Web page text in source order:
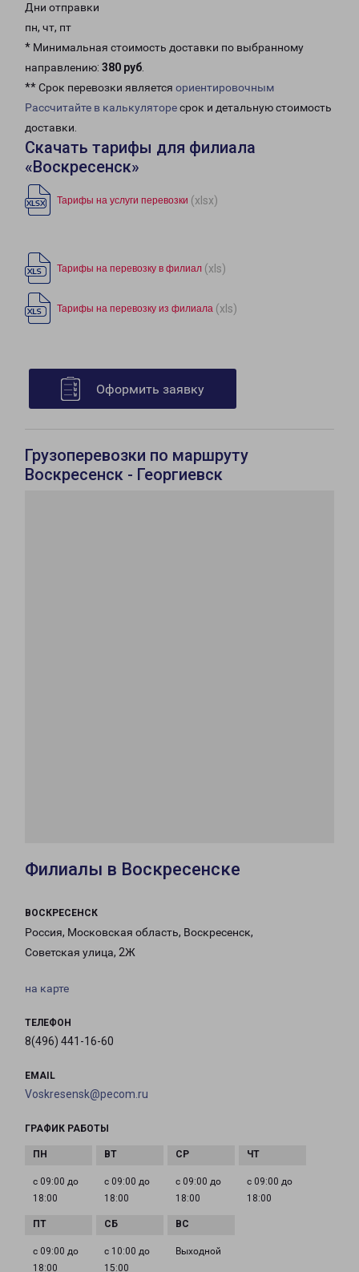
Дни отправки
пн, чт, пт
* Минимальная стоимость доставки по выбранному
направлению: 380 руб.
** Срок перевозки является ориентировочным
Рассчитайте в калькуляторесрок и детальную стоимость
доставки.
Скачать тарифы для филиала
«Воскресенск»
Тарифы на услуги перевозки (xlsx)
Тарифы на перевозку в филиал (xls)
Тарифы на перевозку из филиала (xls)
Оформить заявку
Грузоперевозки по маршруту
Воскресенск - Георгиевск
Филиалы в Воскресенске
ВОСКРЕСЕНСК
Россия, Московская область, Воскресенск,
Советская улица, 2Ж
на карте
ТЕЛЕФОН
8(496) 441-16-60
EMAIL
Voskresensk@pecom.ru
ГРАФИК РАБОТЫ
с 09:00 до
18:00
с 09:00 до
18:00
с 09:00 до
18:00
с 09:00 до
18:00
с 09:00 до
18:00
с 10:00 до
15:00
Выходной